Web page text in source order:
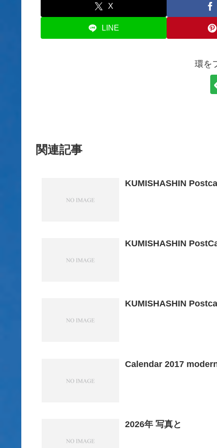
X
LINE
環を
関連記事
KUMISHASHIN
KUMISHASHIN
KUMISHASHIN
Calendar 2017
2026年 写真と